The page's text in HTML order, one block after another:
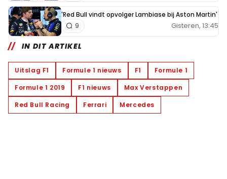
'Red Bull vindt opvolger Lambiase bij Aston Martin'
Gisteren, 13:45
9
IN DIT ARTIKEL
Uitslag F1 Formule 1 nieuws F1
Formule 1
Formule 1 2019
F1 nieuws
Max Verstappen
Red Bull Racing
Ferrari Mercedes